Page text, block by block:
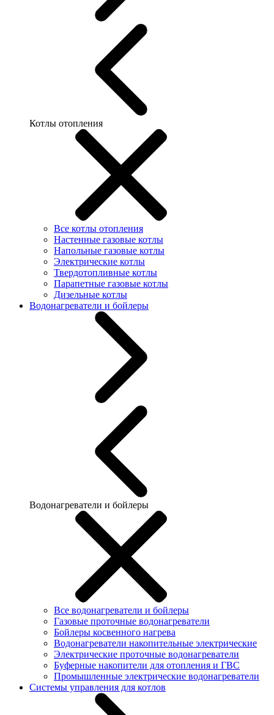
Котлы отопления
Все котлы отопления
Настенные газовые котлы
Напольные газовые котлы
Электрические котлы
Твердотопливные котлы
Парапетные газовые котлы
Дизельные котлы
Водонагреватели и бойлеры
Водонагреватели и бойлеры
Все водонагреватели и бойлеры
Газовые проточные водонагреватели
Бойлеры косвенного нагрева
Водонагреватели накопительные электрические
Электрические проточные водонагреватели
Буферные накопители для отопления и ГВС
Промышленные электрические водонагреватели
Системы управления для котлов